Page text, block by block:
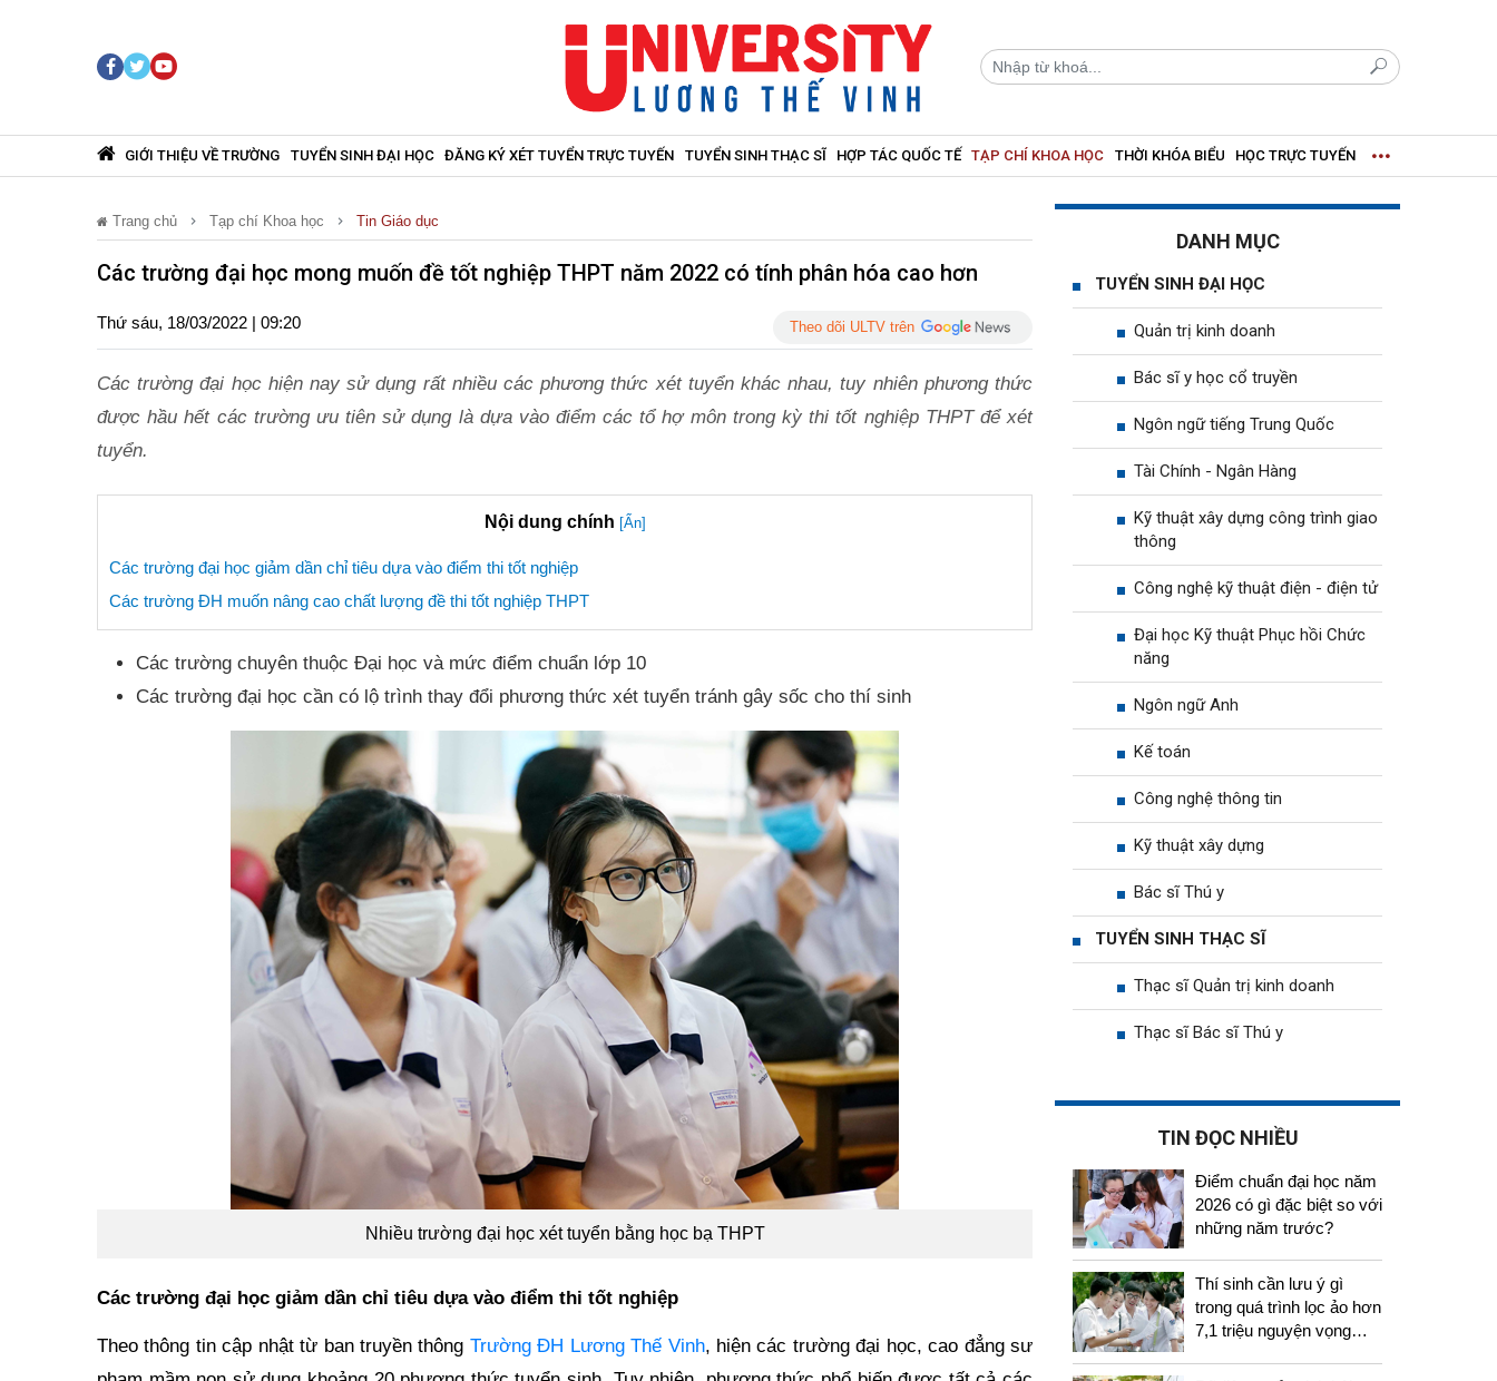
GIỚI THIỆU VỀ TRƯỜNG TUYỂN SINH ĐẠI HỌC ĐĂNG KÝ XÉT TUYỂN TRỰC TUYẾN TUYỂN SINH THẠC SĨ HỢP TÁC QUỐC TẾ TẠP CHÍ KHOA HỌC THỜI KHÓA BIỂU HỌC TRỰC TUYẾN
Trang chủ Tạp chí Khoa học Tin Giáo dục
Các trường đại học mong muốn đề tốt nghiệp THPT năm 2022 có tính phân hóa cao hơn
Thứ sáu, 18/03/2022 | 09:20 Theo dõi ULTV trên
Các trường đại học hiện nay sử dụng rất nhiều các phương thức xét tuyển khác nhau, tuy nhiên phương thức
được hầu hết các trường ưu tiên sử dụng là dựa vào điểm các tổ hợ môn trong kỳ thi tốt nghiệp THPT để xét
tuyển.
Nội dung chính [Ẩn]
Các trường đại học giảm dần chỉ tiêu dựa vào điểm thi tốt nghiệp
Các trường ĐH muốn nâng cao chất lượng đề thi tốt nghiệp THPT
Các trường chuyên thuộc Đại học và mức điểm chuẩn lớp 10
Các trường đại học cần có lộ trình thay đổi phương thức xét tuyển tránh gây sốc cho thí sinh
Nhiều trường đại học xét tuyển bằng học bạ THPT
Các trường đại học giảm dần chỉ tiêu dựa vào điểm thi tốt nghiệp
Theo thông tin cập nhật từ ban truyền thông Trường ĐH Lương Thế Vinh, hiện các trường đại học, cao đẳng sư
DANH MỤC
TUYỂN SINH ĐẠI HỌC
Quản trị kinh doanh
Bác sĩ y học cổ truyền
Ngôn ngữ tiếng Trung Quốc
Tài Chính - Ngân Hàng
Kỹ thuật xây dựng công trình giao
thông
Công nghệ kỹ thuật điện - điện tử
Đại học Kỹ thuật Phục hồi Chức
năng
Ngôn ngữ Anh
Kế toán
Công nghệ thông tin
Kỹ thuật xây dựng
Bác sĩ Thú y
TUYỂN SINH THẠC SĨ
Thạc sĩ Quản trị kinh doanh
Thạc sĩ Bác sĩ Thú y
TIN ĐỌC NHIỀU
Điểm chuẩn đại học năm
2026 có gì đặc biệt so với
những năm trước?
Thí sinh cần lưu ý gì
trong quá trình lọc ảo hơn
7,1 triệu nguyện vọng